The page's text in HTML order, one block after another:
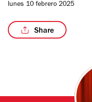
lunes 10 febrero 2025
Share